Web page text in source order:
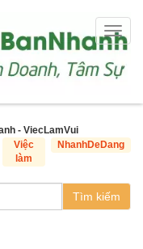
- ViecLamVui
Việc
làm
NhanhDeDang
Tìm kiếm